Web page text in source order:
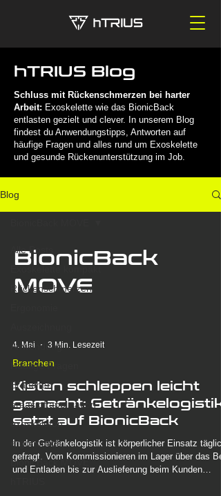
hTRIUS Blog
Schluss mit Rückenschmerzen bei harter
Arbeit: Exoskelette wie das BionicBack
entlasten gezielt und clever. In unserem Blog
findest du Anwendungstipps, Antworten auf
häufige Fragen und alles rund um Exoskelette
und gesunde Rückenunterstützung im Job.
Blog
Alle Posts
Rückenschmerzen
Anwendung
Häufige Fragen
Branchen
areas of application
exoskeleton
ergonomics
BionicBack MOVE
BionicBack
MOVE
4. Mai 3 Min. Lesezeit
Branchen
Kisten schleppen leicht
gemacht: Getränkelogistik
setzt auf BionicBack
In der Getränkelogistik ist körperlicher Einsatz täglich
gefragt. Vom Kommissionieren im Lager über das Be-
und Entladen bis zur Auslieferung beim Kunden